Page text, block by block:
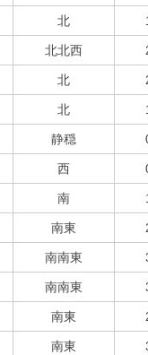
北
北北西
北
北
静穏
西
南
南東
南南東
南南東
南東
南東